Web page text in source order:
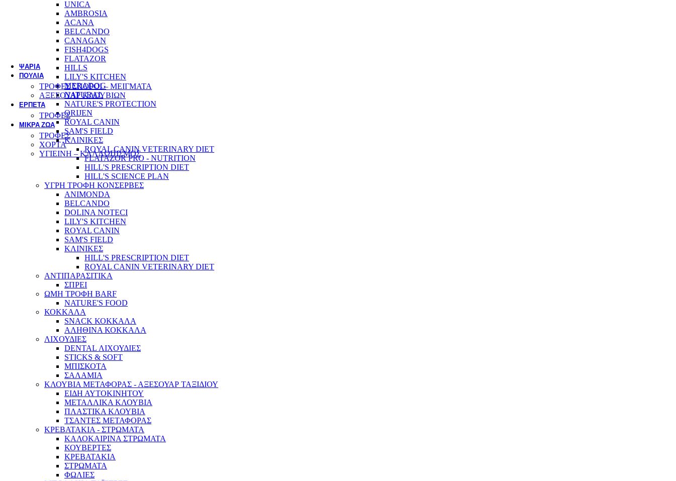
ΣΥΜΠΛΗΡΩΜΑΤΑ ΔΙΑΤΡΟΦΗΣ - ΒΙΤΑΜΙΝΕΣ
ΠΕΡΙΠΟΙΗΣΗ ΥΓΙΕΙΝΗ
ΕΚΠΑΙΔΕΥΣΗ
ΨΑΡΙΑ
ΠΟΥΛΙΑ
ΤΡΟΦΕΣ ΣΠΟΡΟΙ – ΜΕΙΓΜΑΤΑ
ΑΞΕΣΟΥΑΡ ΚΛΟΥΒΙΩΝ
ΕΡΠΕΤΑ
ΤΡΟΦΕΣ
ΜΙΚΡΑ ΖΩΑ
ΤΡΟΦΕΣ
ΧΟΡΤΑ
ΥΓΙΕΙΝΗ – ΚΑΛΛΩΠΙΣΜΟΣ
UNICA
AMBROSIA
ACANA
BELCANDO
CANAGAN
FISH4DOGS
FLATAZOR
HILLS
LILY'S KITCHEN
MERADOG
NATURAL
NATURE'S PROTECTION
ORIJEN
ROYAL CANIN
SAM'S FIELD
ΚΛΙΝΙΚΕΣ
ROYAL CANIN VETERINARY DIET
FLATAZOR PRO - NUTRITION
HILL'S PRESCRIPTION DIET
HILL'S SCIENCE PLAN
ΥΓΡΗ ΤΡΟΦΗ ΚΟΝΣΕΡΒΕΣ
ANIMONDA
BELCANDO
DOLINA NOTECI
LILY'S KITCHEN
ROYAL CANIN
SAM'S FIELD
ΚΛΙΝΙΚΕΣ
HILL'S PRESCRIPTION DIET
ROYAL CANIN VETERINARY DIET
ΑΝΤΙΠΑΡΑΣΙΤΙΚΑ
ΣΠΡΕΙ
ΩΜΗ ΤΡΟΦΗ BARF
NATURE'S FOOD
ΚΟΚΚΑΛΑ
SNACK ΚΟΚΚΑΛΑ
ΑΛΗΘΙΝΑ ΚΟΚΚΑΛΑ
ΛΙΧΟΥΔΙΕΣ
DENTAL ΛΙΧΟΥΔΙΕΣ
STICKS & SOFT
ΜΠΙΣΚΟΤΑ
ΣΑΛΑΜΙΑ
ΚΛΟΥΒΙΑ ΜΕΤΑΦΟΡΑΣ - ΑΞΕΣΟΥΑΡ ΤΑΞΙΔΙΟΥ
ΕΙΔΗ ΑΥΤΟΚΙΝΗΤΟΥ
ΜΕΤΑΛΛΙΚΑ ΚΛΟΥΒΙΑ
ΠΛΑΣΤΙΚΑ ΚΛΟΥΒΙΑ
ΤΣΑΝΤΕΣ ΜΕΤΑΦΟΡΑΣ
ΚΡΕΒΑΤΑΚΙΑ - ΣΤΡΩΜΑΤΑ
ΚΑΛΟΚΑΙΡΙΝΑ ΣΤΡΩΜΑΤΑ
ΚΟΥΒΕΡΤΕΣ
ΚΡΕΒΑΤΑΚΙΑ
ΣΤΡΩΜΑΤΑ
ΦΩΛΙΕΣ